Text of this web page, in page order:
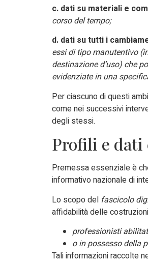
c. dati su materiali e
corso del tempo;
d. dati su tutti i
essi di tipo manutentivo
destinazione d’uso) che
evidenziate in una
Per ciascuno di questi
come nei successivi
degli stessi.
Profili e dati
Premessa essenziale è
informativo nazionale di
Lo scopo del fascicolo
affidabilità delle
professionisti
o in possesso della
Tali informazioni raccolte